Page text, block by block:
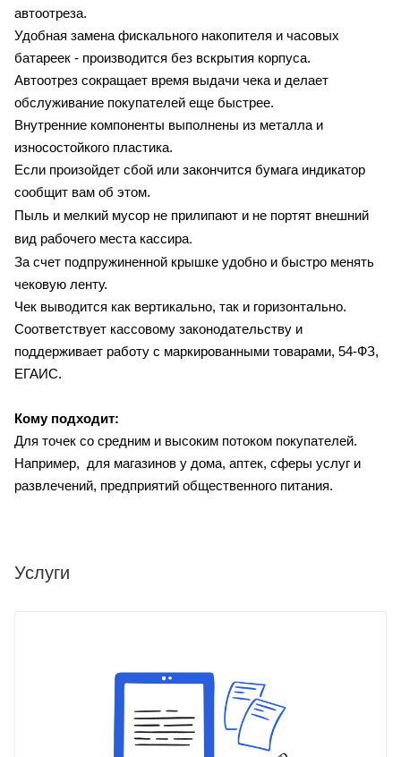
автоотреза.
Удобная замена фискального накопителя и часовых
батареек - производится без вскрытия корпуса.
Автоотрез сокращает время выдачи чека и делает
обслуживание покупателей еще быстрее.
Внутренние компоненты выполнены из металла и
износостойкого пластика.
Если произойдет сбой или закончится бумага индикатор
сообщит вам об этом.
Пыль и мелкий мусор не прилипают и не портят внешний
вид рабочего места кассира.
За счет подпружиненной крышке удобно и быстро менять
чековую ленту.
Чек выводится как вертикально, так и горизонтально.
Соответствует кассовому законодательству и
поддерживает работу с маркированными товарами, 54-ФЗ,
ЕГАИС.
Кому подходит:
Для точек со средним и высоким потоком покупателей.
Например, для магазинов у дома, аптек, сферы услуг и
развлечений, предприятий общественного питания.
Услуги